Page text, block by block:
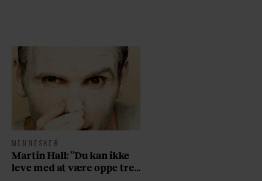
MENNESKER
Martin Hall: ”Du kan ikke
leve med at være oppe tre